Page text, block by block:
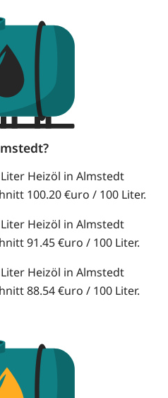
Heizöl in Almstedt
100.20 €uro / 100 Liter.
Heizöl in Almstedt
91.45 €uro / 100 Liter.
Heizöl in Almstedt
88.54 €uro / 100 Liter.